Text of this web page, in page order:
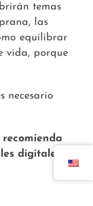
temas
las
equilibrar
vida, porque
necesario
digitales